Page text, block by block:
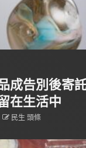
成告別後寄
在生活中
民生 頭條